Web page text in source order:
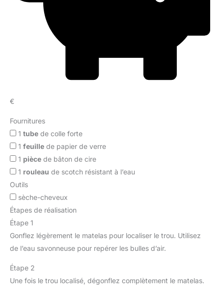
€
Fournitures
1 tube de colle forte
1 feuille de papier de verre
1 pièce de bâton de cire
1 rouleau de scotch résistant à l’eau
Outils
sèche-cheveux
Étapes de réalisation
Étape 1
Gonflez légèrement le matelas pour localiser le trou. Utilisez
de l’eau savonneuse pour repérer les bulles d’air.
Étape 2
Une fois le trou localisé, dégonflez complètement le matelas.